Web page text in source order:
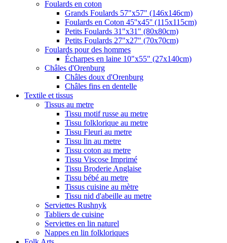
Foulards en coton
Grands Foulards 57"x57" (146x146cm)
Foulards en Coton 45''x45'' (115x115cm)
Petits Foulards 31"x31" (80x80cm)
Petits Foulards 27"x27" (70x70cm)
Foulards pour des hommes
Écharpes en laine 10"x55" (27x140cm)
Châles d'Orenburg
Châles doux d'Orenburg
Châles fins en dentelle
Textile et tissus
Tissus au metre
Tissu motif russe au metre
Tissu folklorique au metre
Tissu Fleuri au metre
Tissu lin au metre
Tissu coton au metre
Tissu Viscose Imprimé
Tissu Broderie Anglaise
Tissu bébé au metre
Tissus cuisine au mètre
Tissu nid d'abeille au metre
Serviettes Rushnyk
Tabliers de cuisine
Serviettes en lin naturel
Nappes en lin folkloriques